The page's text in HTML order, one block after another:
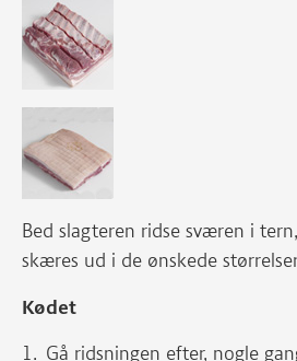
Bed slagteren ridse sværen i
skæres ud i de ønskede
Kødet
Gå ridsningen efter, nogle